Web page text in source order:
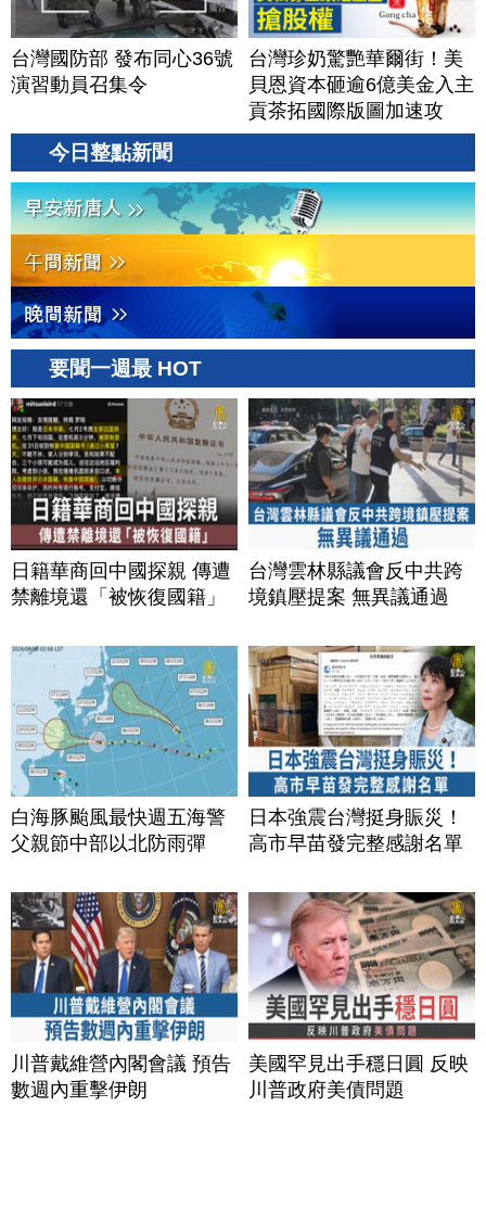
台灣國防部 發布同心36號
演習動員召集令
台灣珍奶驚艷華爾街！美
貝恩資本砸逾6億美金入主
貢茶拓國際版圖加速攻
美？｜#財經新聞｜
今日整點新聞
要聞一週最 HOT
日籍華商回中國探親 傳遭
禁離境還「被恢復國籍」
台灣雲林縣議會反中共跨
境鎮壓提案 無異議通過
白海豚颱風最快週五海警
父親節中部以北防雨彈
日本強震台灣挺身賑災！
高市早苗發完整感謝名單
川普戴維營內閣會議 預告
數週內重擊伊朗
美國罕見出手穩日圓 反映
川普政府美債問題